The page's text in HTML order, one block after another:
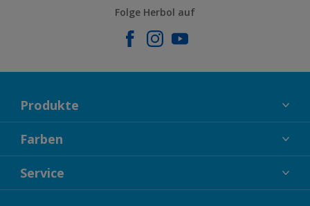
Folge Herbol auf
Produkte
FASSADENFARBEN
INNENFARBEN
LACKE
Farben
KOLLEKTIONEN
FARBTRENDS
Service